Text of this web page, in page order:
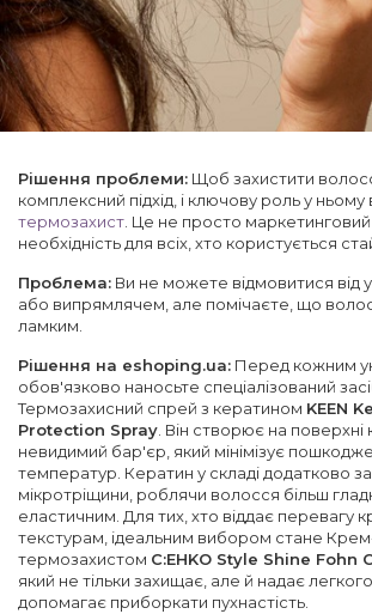
Рішення проблеми: Щоб захистити
комплексний підхід, і ключову роль у ньому
термозахист . Це не просто маркетинговий
необхідність для всіх, хто користується
Проблема: Ви не можете відмовитися від
або випрямлячем, але помічаєте, що
ламким.
Рішення на eshoping.ua: Перед кожним
обов'язково наносьте спеціалізований
Термозахисний спрей з кератином KEEN
Protection Spray . Він створює на
невидимий бар'єр, який мінімізує
температур. Кератин у складі додатково
мікротріщини, роблячи волосся більш
еластичним. Для тих, хто віддає перевагу
текстурам, ідеальним вибором стане Крем-
термозахистом C:EHKO Style Shine Fohn
який не тільки захищає, але й надає
допомагає приборкати пухнастість.